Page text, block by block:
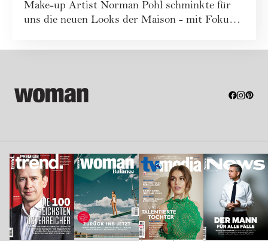
Make-up Artist Norman Pohl schminkte für
uns die neuen Looks der Maison - mit Fokus